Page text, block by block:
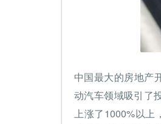
中国最大的房地产
动汽车领域吸引了
上涨了1000%以上